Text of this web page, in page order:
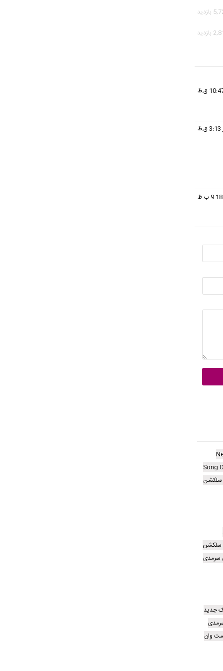
Song
سلکشن
سلکشن
سرمدی
جدید
وان